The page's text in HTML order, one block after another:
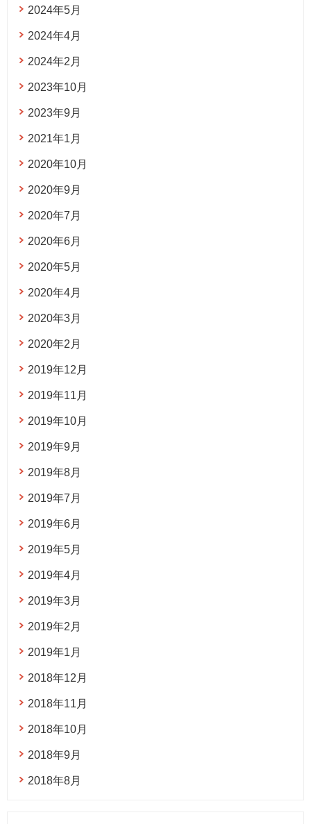
2024年5月
2024年4月
2024年2月
2023年10月
2023年9月
2021年1月
2020年10月
2020年9月
2020年7月
2020年6月
2020年5月
2020年4月
2020年3月
2020年2月
2019年12月
2019年11月
2019年10月
2019年9月
2019年8月
2019年7月
2019年6月
2019年5月
2019年4月
2019年3月
2019年2月
2019年1月
2018年12月
2018年11月
2018年10月
2018年9月
2018年8月